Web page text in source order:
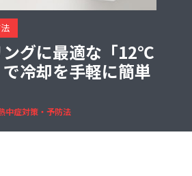
ングに最適な「12℃
冷却を手軽に簡単
中症対策・予防法